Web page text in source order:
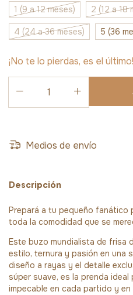
1 (9 a 12 meses)
2 (12 a 18
4 (24 a 36 meses) 5 (36
¡No te lo pierdas, es el último!
Medios de envío
Descripción
Prepará a tu pequeño fanático
toda la comodidad que se
Este buzo mundialista de frisa
estilo, ternura y pasión en una
diseño a rayas y el detalle
súper suave, es la prenda
impecable en cada partido y en